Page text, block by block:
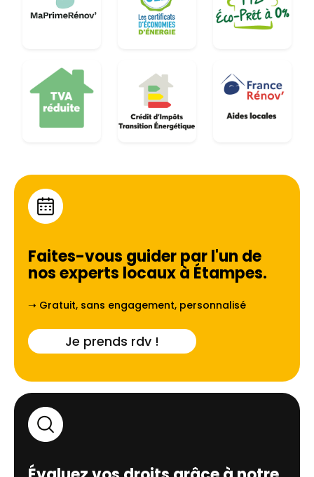
Faites-vous guider par l'un de
nos experts locaux à Étampes.
➝ Gratuit, sans engagement, personnalisé
Je prends rdv !